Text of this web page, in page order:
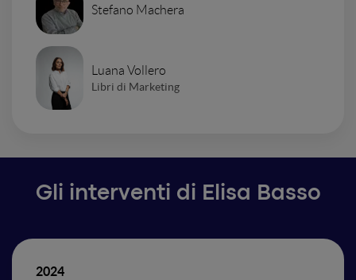
Stefano Machera
Luana Vollero
Libri di Marketing
Gli interventi di Elisa Basso
2024